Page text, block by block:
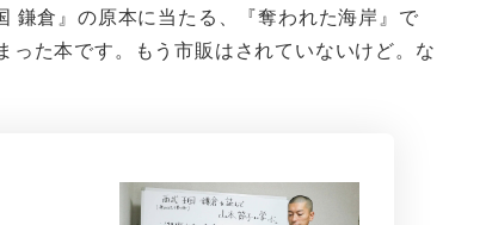
鎌倉』の原本に当たる、『奪われた海岸』で
た本です。もう市販はされていないけど。な